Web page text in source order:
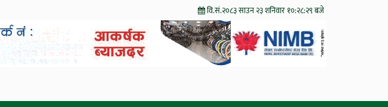
वि.सं.२०८३ साउन २३ शनिवार १०:२८:३१ बजे